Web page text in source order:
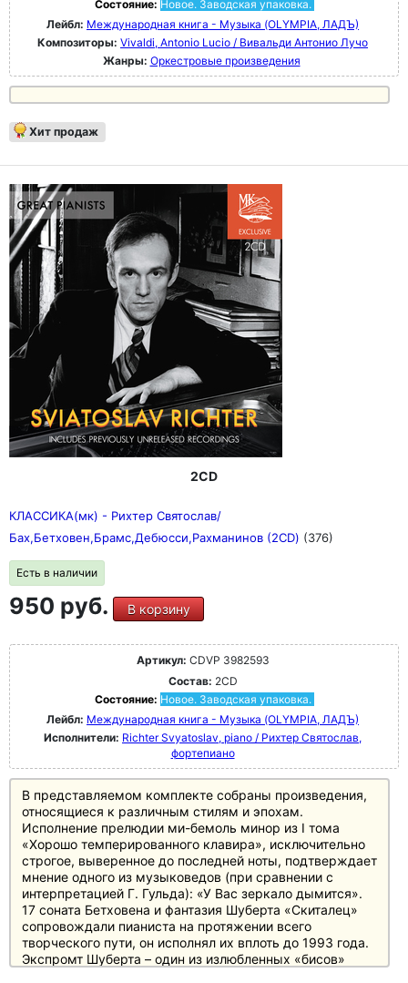
Состояние: Новое. Заводская упаковка.
Лейбл: Международная книга - Музыка (OLYMPIA, ЛАДЪ)
Композиторы: Vivaldi, Antonio Lucio / Вивальди Антонио Лучо
Жанры: Оркестровые произведения
Хит продаж
2CD
КЛАССИКА(мк) - Рихтер Святослав/
Бах,Бетховен,Брамс,Дебюсси,Рахманинов (2CD) (376)
Есть в наличии
950 руб. В корзину
Артикул: CDVP 3982593
Состав: 2CD
Состояние: Новое. Заводская упаковка.
Лейбл: Международная книга - Музыка (OLYMPIA, ЛАДЪ)
Исполнители: Richter Svyatoslav, piano / Рихтер Святослав,
фортепиано
В представляемом комплекте собраны произведения,
относящиеся к различным стилям и эпохам.
Исполнение прелюдии ми-бемоль минор из I тома
«Хорошо темперированного клавира», исключительно
строгое, выверенное до последней ноты, подтверждает
мнение одного из музыковедов (при сравнении с
интерпретацией Г. Гульда): «У Вас зеркало дымится».
17 соната Бетховена и фантазия Шуберта «Скиталец»
сопровождали пианиста на протяжении всего
творческого пути, он исполнял их вплоть до 1993 года.
Экспромт Шуберта – один из излюбленных «бисов»